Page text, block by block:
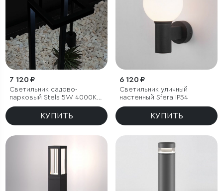
7 120 ₽
Светильник садово-
парковый Stels 5W 4000K
черный
КУПИТЬ
6 120 ₽
Светильник уличный
настенный Sfera IP54
КУПИТЬ